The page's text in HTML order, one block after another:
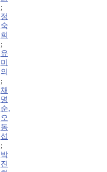
;
정
숙
희
;
유
미
의
;
채
명
순,
오
동
섭
;
박
진